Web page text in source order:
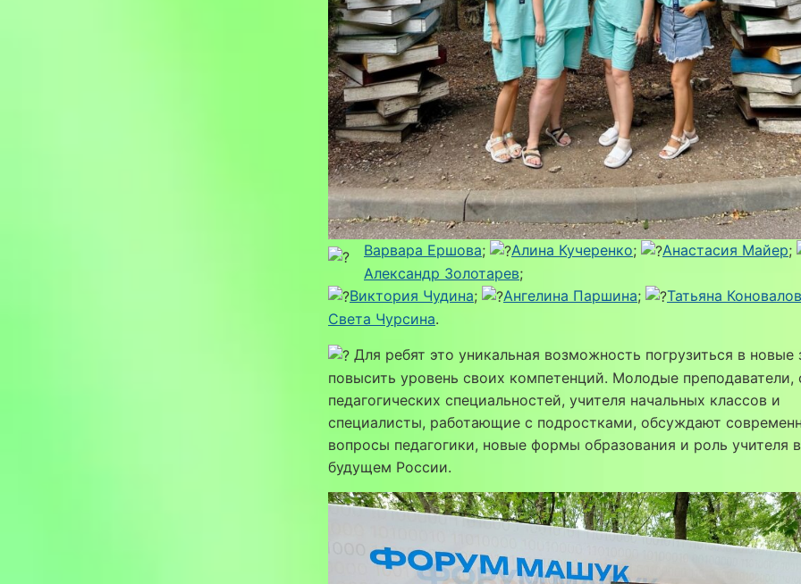
Варвара Ершова; Aлина Кучеренко; Aнастасия Майер;
Александр Золотарев;
Виктория Чудина; Ангелина Паршина;
Татьяна
Света Чурсина.
Для ребят это уникальная возможность погрузиться в новые
повысить уровень своих компетенций. Молодые преподаватели,
педагогических специальностей, учителя начальных классов и
специалисты, работающие с подростками, обсуждают
вопросы педагогики, новые формы образования и роль учителя в
будущем России.